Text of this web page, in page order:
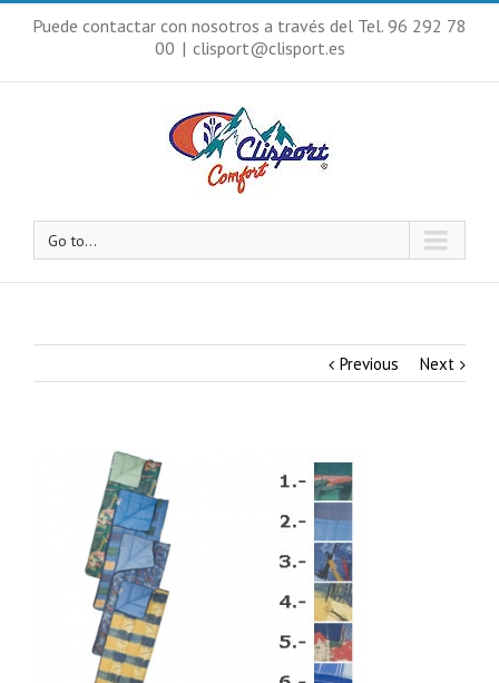
Puede contactar con nosotros a través del Tel. 96 292 78
00 | clisport@clisport.es
Go to...
Previous Next